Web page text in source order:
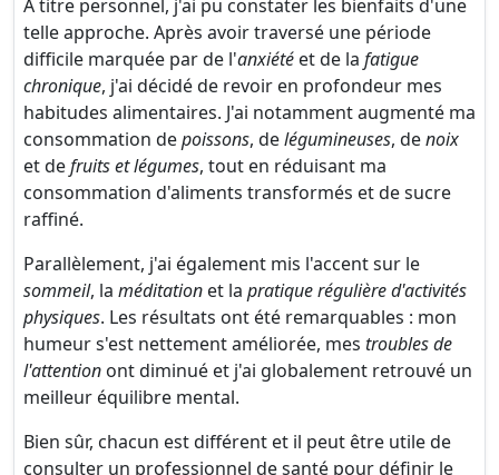
À titre personnel, j'ai pu constater les bienfaits d'une
telle approche. Après avoir traversé une période
difficile marquée par de l'anxiété et de la fatigue
chronique, j'ai décidé de revoir en profondeur mes
habitudes alimentaires. J'ai notamment augmenté ma
consommation depoissons, delégumineuses, denoix
et defruits et légumes, tout en réduisant ma
consommation d'aliments transformés et de sucre
raffiné.
Parallèlement, j'ai également mis l'accent sur le
sommeil, la méditation et la pratique régulière d'activités
physiques. Les résultats ont été remarquables : mon
humeur s'est nettement améliorée, mes troubles de
l'attention ont diminué et j'ai globalement retrouvé un
meilleur équilibre mental.
Bien sûr, chacun est différent et il peut être utile de
consulter un professionnel de santé pour définir le